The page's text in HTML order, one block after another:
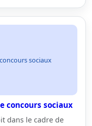
sociaux
concours sociaux
dans le cadre de